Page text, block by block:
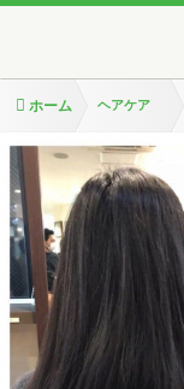
ホーム ヘアケア